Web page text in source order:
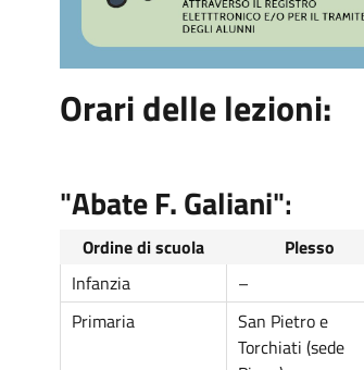
Orari delle lezioni:
"Abate F. Galiani":
Ordine di scuola Plesso
Infanzia
–
Primaria
San Pietro e
Torchiati (sede